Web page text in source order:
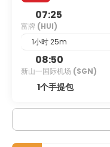
07:25
富牌 (HUI)
1小时 25m
08:50
新山一国际机场 (SGN)
1个手提包